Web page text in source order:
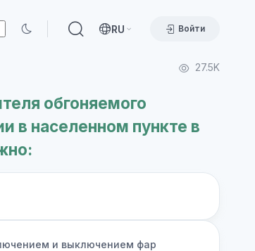
RU Войти
27.5K
обгоняемого
в населенном пункте в
и выключением фар